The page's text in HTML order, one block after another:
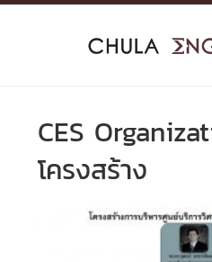
Skip
CES
โครงสร้าง